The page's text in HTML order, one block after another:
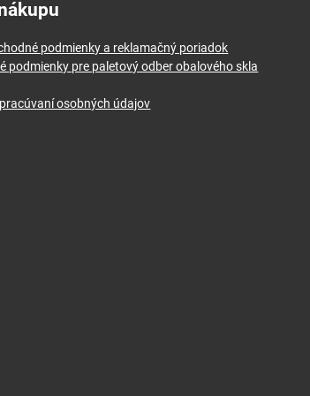
podmienky a reklamačný poriadok
podmienky pre paletový odber obalového skla
osobných údajov